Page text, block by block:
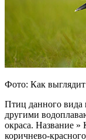
Фото: Как выглядит
Птиц данного вида
другими
окраса. Название »
коричнево-